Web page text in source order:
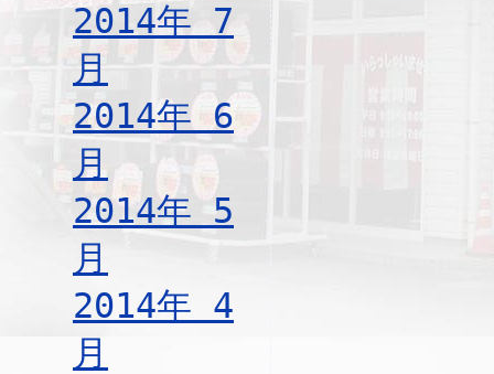
2014年 7
月
2014年 6
月
2014年 5
月
2014年 4
月